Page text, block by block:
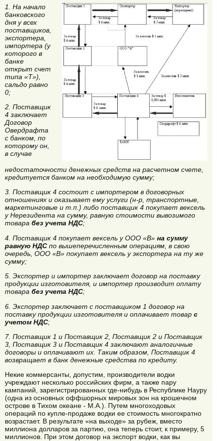
1. На начало
банковского
дня у всех
поставщиков,
экспортера,
импортера (у
которого в
банке
открыт счет
типа «Т»),
сальдо равно
0;
2. Поставщик
4 заключает
Договор
Овердрафта
с банком, по
которому он,
в случае
недостаточности денежных средств на расчетном счете,
кредитуется банком на необходимую сумму;
3. Поставщик 4 состоит с импортером в договорных
отношениях и оказывает ему услуги (н-р, транспортные,
маркетинговые и т.п.) либо поставщик 4 покупает вексель
у Нерезидента на сумму, равную стоимости вывозимого
товара без учета НДС;
4. Поставщик 4 покупает вексель у ООО «В» на сумму
равную НДСпо вышеперечисленным операциям, в свою
очередь, ООО «В» покупает вексель у экспортера на ту же
сумму;
5. Экспортер и импортер заключает договор на поставку
продукции изготовителя, и импортер производит оплату
товара без учета НДС;
6. Экспортер заключает с поставщиком 1 договор на
поставку продукции изготовителя и оплачивает товар с
учетом НДС;
7. Поставщик 1 и Поставщик 2, Поставщик 2 и Поставщик
3, Поставщик 3 и Поставщик 4 заключают аналогичные
договоры и оплачивают их. Таким образом, Поставщик 4
возвращает в банк денежные средства по кредиту.
Некие коммерсанты, допустим, производители водки
учреждают несколько российских фирм, а также пару
кампаний, зарегистрированных где-нибудь в Республике Науру
(одна из основных оффшорных мировых зон на крошечном
острове в Тихом океане - М.А.). Путем многоходовых
операций по купле-продаже водки ее стоимость многократно
возрастает. В результате «на выходе» за рубеж, вместо
миллиона долларов за партию, она теперь стоит, к примеру, 5
миллионов. При этом договор на экспорт водки, как вы